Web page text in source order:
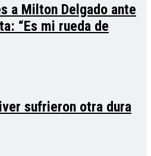
a Milton Delgado ante
“Es mi rueda de
sufrieron otra dura